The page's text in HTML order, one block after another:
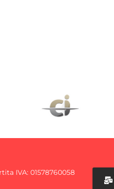
IVA: 01578760058